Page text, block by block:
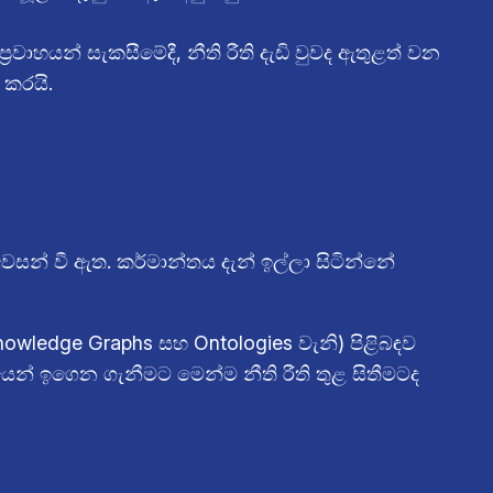
සැකසීමේදී, නීති රීති දැඩි වුවද ඇතුළත් වන
වී ඇත. කර්මාන්තය දැන් ඉල්ලා සිටින්නේ
Graphs සහ Ontologies වැනි) පිළිබඳව
ඉගෙන ගැනීමට මෙන්ම නීති රීති තුළ සිතීමටද